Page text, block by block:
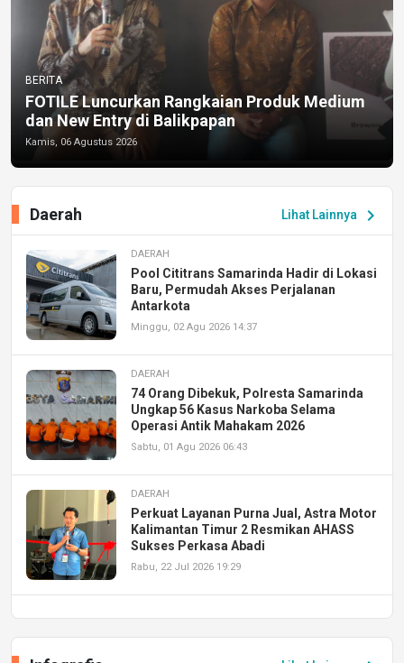
BERITA
FOTILE Luncurkan Rangkaian Produk Medium
dan New Entry di Balikpapan
Kamis, 06 Agustus 2026
Lihat Lainnya chevron_right
Daerah
DAERAH
Pool Cititrans Samarinda Hadir di Lokasi
Baru, Permudah Akses Perjalanan
Antarkota
Minggu, 02 Agu 2026 14:37
DAERAH
74 Orang Dibekuk, Polresta Samarinda
Ungkap 56 Kasus Narkoba Selama
Operasi Antik Mahakam 2026
Sabtu, 01 Agu 2026 06:43
DAERAH
Perkuat Layanan Purna Jual, Astra Motor
Kalimantan Timur 2 Resmikan AHASS
Sukses Perkasa Abadi
Rabu, 22 Jul 2026 19:29